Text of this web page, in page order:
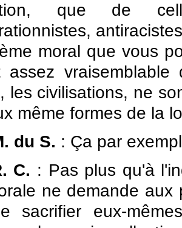
que de
moral que vous
assez
les civilisations, ne
même formes de la
du S. : Ça par
C. : Pas plus qu'à
ne demande aux
sacrifier eux-